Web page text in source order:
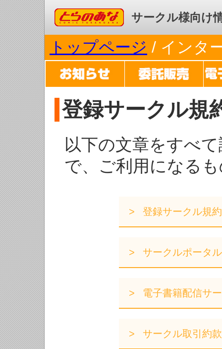
コミックとらのあな サークル様向け
トップページ / インタ
登録サークル規
以下の文章をすべ
で、ご利用になる
登録サークル規約
サークルポータ
電子書籍配信サ
サークル取引約款